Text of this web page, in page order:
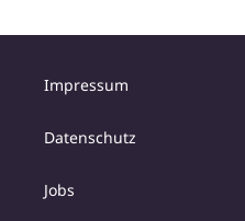
Impressum
Datenschutz
Jobs